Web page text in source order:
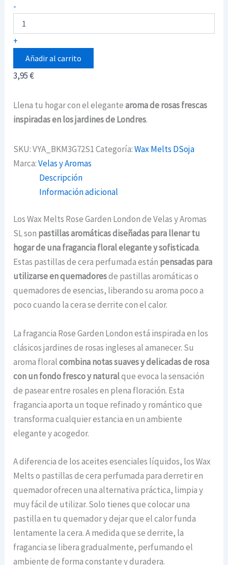
-
Melts
Rose
Garden
London
cantidad
+
Añadir al carrito
3,95€
Llena tu hogar con el elegantearoma de rosas frescas
inspiradas en los jardines de Londres.
SKU:VYA_BKM3G72S1Categoría:Wax Melts DSoja
Marca:Velas y Aromas
Descripción
Información adicional
Los Wax Melts Rose Garden London de Velas y Aromas
SL son pastillas aromáticas diseñadas para llenar tu
hogar de una fragancia floral elegante y sofisticada.
Estas pastillas de cera perfumada están pensadas para
utilizarse en quemadoresde pastillas aromáticas o
quemadores de esencias, liberando su aroma poco a
poco cuando la cera se derrite con el calor.
La fragancia Rose Garden London está inspirada en los
clásicos jardines de rosas ingleses al amanecer. Su
aroma floralcombina notas suaves y delicadas de rosa
con un fondo fresco y naturalque evoca la sensación
de pasear entre rosales en plena floración. Esta
fragancia aporta un toque refinado y romántico que
transforma cualquier estancia en un ambiente
elegante y acogedor.
A diferencia de los aceites esenciales líquidos, los Wax
Melts o pastillas de cera perfumada para derretir en
quemador ofrecen una alternativa práctica, limpia y
muy fácil de utilizar. Solo tienes que colocar una
pastilla en tu quemador y dejar que el calor funda
lentamente la cera. A medida que se derrite, la
fragancia se libera gradualmente, perfumando el
ambiente de forma constante y duradera.